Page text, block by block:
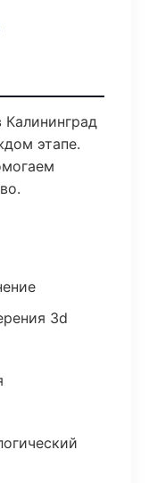
Калининград
этапе.
3d